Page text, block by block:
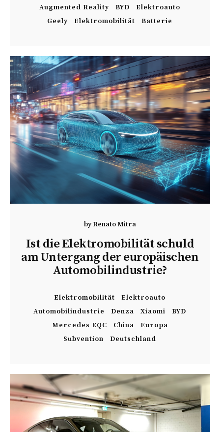
Augmented Reality
BYD
Elektroauto
Geely
Elektromobilität Batterie
byRenato Mitra
Ist die Elektromobilität schuld
am Untergang der europäischen
Automobilindustrie?
Elektromobilität
Elektroauto
Automobilindustrie
Denza Xiaomi
BYD
Mercedes EQC
China
Europa
Subvention
Deutschland